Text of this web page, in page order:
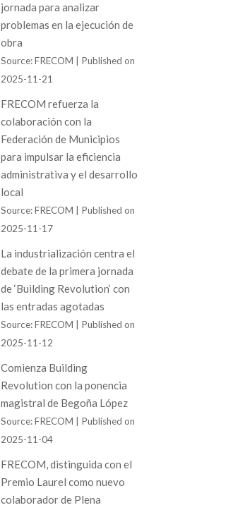
jornada para analizar
problemas en la ejecución de
obra
Source: FRECOM
Published on
2025-11-21
FRECOM refuerza la
colaboración con la
Federación de Municipios
para impulsar la eficiencia
administrativa y el desarrollo
local
Source: FRECOM
Published on
2025-11-17
La industrialización centra el
debate de la primera jornada
de ‘Building Revolution’ con
las entradas agotadas
Source: FRECOM
Published on
2025-11-12
Comienza Building
Revolution con la ponencia
magistral de Begoña López
Source: FRECOM
Published on
2025-11-04
FRECOM, distinguida con el
Premio Laurel como nuevo
colaborador de Plena